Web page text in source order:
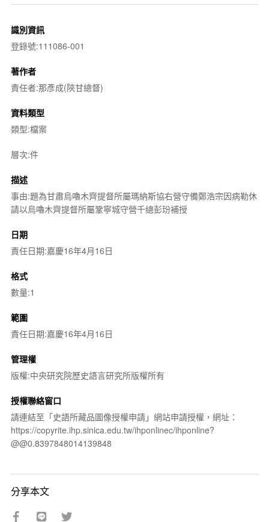
識別資訊
登錄號:111086-001
著作者
責任者:那彥成(陝甘總督)
資料類型
類型:檔案
層次:件
描述
事由:題為甘肅烏嚕木齊提督所屬瑪納斯協右營守備鄭浩宗因病勒休
請以烏嚕木齊提督所屬鞏寧城守營千總彭玢補授
日期
責任日期:嘉慶16年4月16日
格式
數量:1
範圍
責任日期:嘉慶16年4月16日
管理權
版權:中央研究院歷史語言研究所版權所有
授權聯絡窗口
請連結至「史語所藏品圖像授權申請」網站申請授權，網址：
https://copyrite.ihp.sinica.edu.tw/ihponlinec/ihponline?
@@0.8397848014139848
分享本文